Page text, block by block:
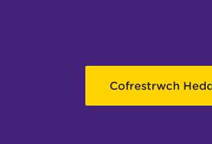
Cofrestrwch